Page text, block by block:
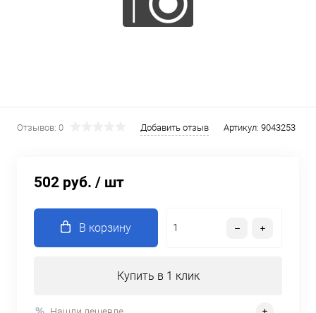
Отзывов: 0 Добавить отзыв Артикул: 9043253
502 руб. / шт
В корзину
Купить в 1 клик